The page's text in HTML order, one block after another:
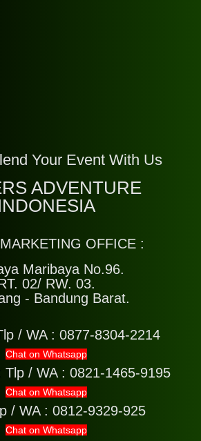
Your Event With Us
ADVENTURE
OFFICE :
Maribaya No.96.
02/ RW. 03.
- Bandung Barat.
/ WA : 0877-8304-2214
Chat on Whatsapp
Tlp / WA : 0821-1465-9195
Chat on Whatsapp
/ WA : 0812-9329-925
Chat on Whatsapp